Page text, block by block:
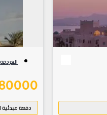
الغردقة
دفعة مبدئية 1 %